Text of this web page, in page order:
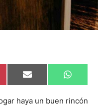
C
o
p
E
m
i
C
o
p
W
h
t
haya un buen rincón